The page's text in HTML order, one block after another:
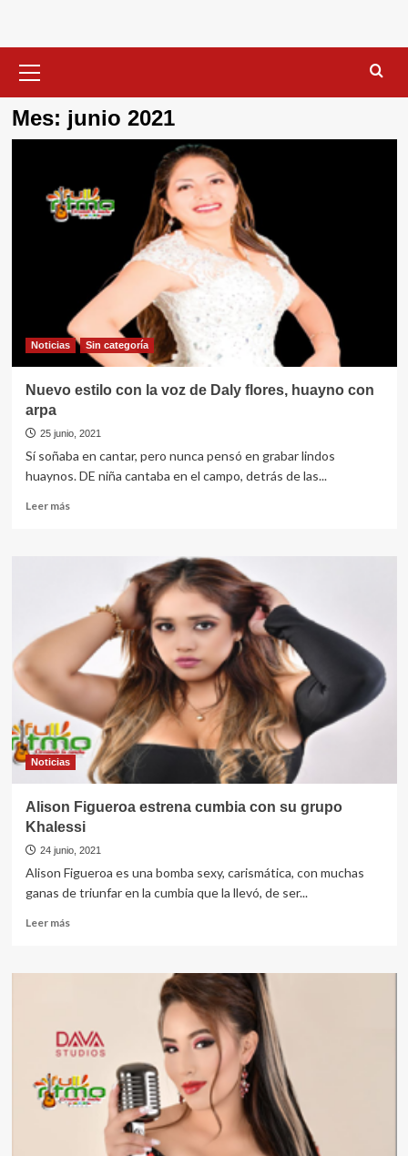
primario
Mes: junio 2021
Noticias Sin categorí­a
Nuevo estilo con la voz de Daly flores, huayno con
arpa
25 junio, 2021
Sí soñaba en cantar, pero nunca pensó en grabar lindos
huaynos. DE niña cantaba en el campo, detrás de las...
Leer másLeer
voz
Daly
flores,
huayno
con
arpa
Noticias
Alison Figueroa estrena cumbia con su grupo
Khalessi
24 junio, 2021
Alison Figueroa es una bomba sexy, carismática, con muchas
ganas de triunfar en la cumbia que la llevó, de ser...
Leer másLeer
Alison
con
su
grupo
Khalessi